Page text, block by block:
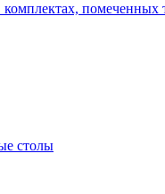
помеченных
столы